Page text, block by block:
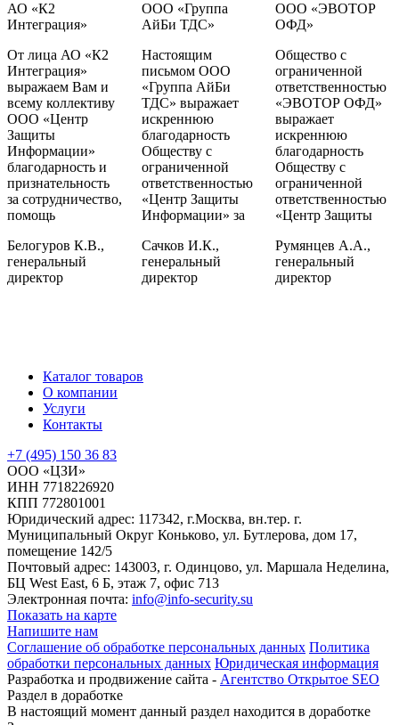
АО «К2
Интеграция»
От лица АО «К2
Интеграция»
выражаем Вам и
всему коллективу
ООО «Центр
Защиты
Информации»
благодарность и
признательность
за сотрудничество,
помощь
Белогуров К.В.,
генеральный
директор
ООО «Группа
АйБи ТДС»
Настоящим
письмом ООО
«Группа АйБи
ТДС» выражает
искреннюю
благодарность
Обществу с
ограниченной
ответственностью
«Центр Защиты
Информации» за
Сачков И.К.,
генеральный
директор
ООО «ЭВОТОР
ОФД»
Общество с
ограниченной
ответственностью
«ЭВОТОР ОФД»
выражает
искреннюю
благодарность
Обществу с
ограниченной
ответственностью
«Центр Защиты
Румянцев А.А.,
генеральный
директор
Каталог товаров
О компании
Услуги
Контакты
+7 (495) 150 36 83
ООО «ЦЗИ»
ИНН 7718226920
КПП 772801001
Юридический адрес: 117342, г.Москва, вн.тер. г.
Муниципальный Округ Коньково, ул. Бутлерова, дом 17,
помещение 142/5
Почтовый адрес: 143003, г. Одинцово, ул. Маршала Неделина,
БЦ West East, 6 Б, этаж 7, офис 713
Электронная почта: info@info-security.su
Показать на карте
Напишите нам
Соглашение об обработке персональных данных Политика
обработки персональных данных Юридическая информация
Разработка и продвижение сайта - Агентство Открытое SEO
Раздел в доработке
В настоящий момент данный раздел находится в доработке